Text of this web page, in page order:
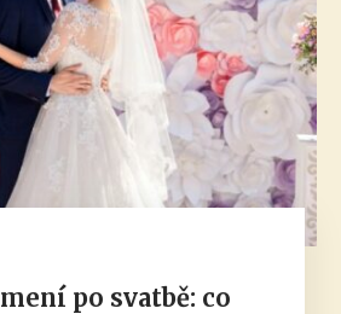
po svatbě: co